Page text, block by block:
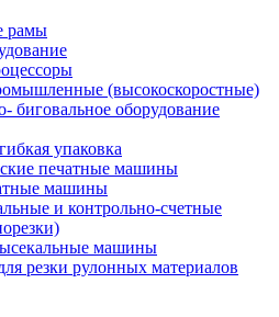
рамы
(высокоскоростные)
биговальное оборудование
упаковка
печатные машины
машины
и контрольно-счетные
машины
резки рулонных материалов